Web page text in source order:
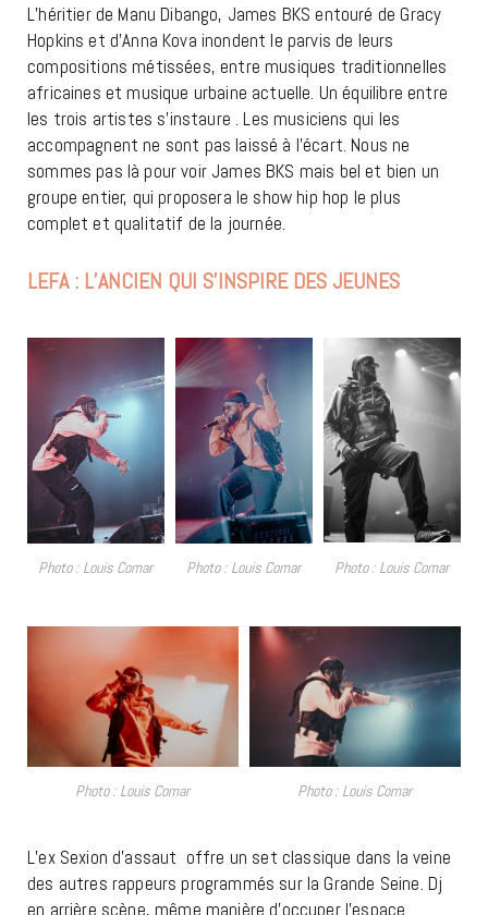
L’héritier de Manu Dibango, James BKS entouré de Gracy
Hopkins et d’Anna Kova inondent le parvis de leurs
compositions métissées, entre musiques traditionnelles
africaines et musique urbaine actuelle. Un équilibre entre
les trois artistes s’instaure . Les musiciens qui les
accompagnent ne sont pas laissé à l’écart. Nous ne
sommes pas là pour voir James BKS mais bel et bien un
groupe entier, qui proposera le show hip hop le plus
complet et qualitatif de la journée.
LEFA : L’ANCIEN QUI S’INSPIRE DES JEUNES
Photo : Louis Comar Photo : Louis Comar Photo : Louis Comar
Photo : Louis Comar Photo : Louis Comar
L’ex Sexion d’assaut offre un set classique dans la veine
des autres rappeurs programmés sur la Grande Seine. Dj
en arrière scène, même manière d’occuper l’espace